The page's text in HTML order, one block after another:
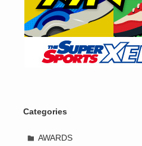
Categories
AWARDS